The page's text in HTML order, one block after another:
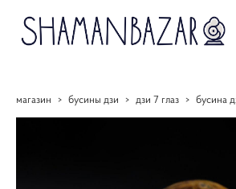
магазин > бусины дзи > дзи 7 глаз > бусина